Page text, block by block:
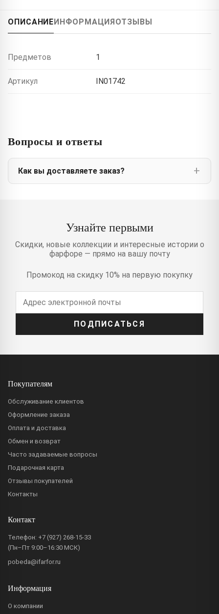
ОПИСАНИЕИНФОРМАЦИЯОТЗЫВЫ
Предметов 1
Артикул IN01742
Вопросы и ответы
Как вы доставляете заказ?
Узнайте первыми
Скидки, новые коллекции и интересные истории о
фарфоре — прямо на вашу почту
Промокод на скидку 10% на первую покупку
ПОДПИСАТЬСЯ
Покупателям
Обслуживание клиентов
Оформление заказа
Оплата и доставка
Обмен и возврат
Часто задаваемые вопросы
Подарочная карта
Отзывы покупателей
Контакты
Контакт
Телефон: +7 (927) 268-15-33
(Пн–Пт 9:00–16:30 МСК)
pobeda@ifarfor.ru
Информация
О компании